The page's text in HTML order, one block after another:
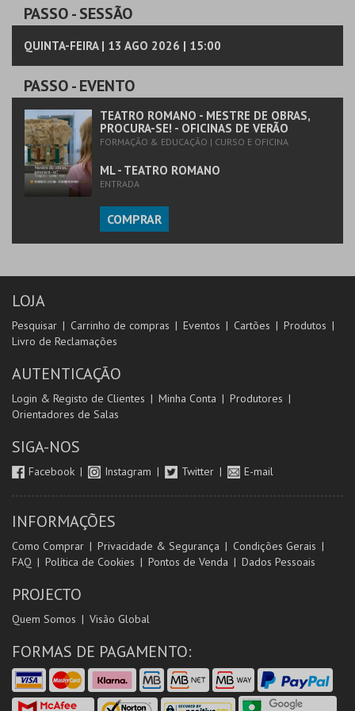
PASSO- SESSÃO
QUINTA-FEIRA | 13 AGO 2026 | 15:00
PASSO- EVENTO
TEATRO ROMANO - MESTRE DE OBRAS,
PROCURA-SE! - OFICINAS DE VERÃO
FORMAÇÃO & EDUCAÇÃO | CURSO E OFICINA
ML - TEATRO ROMANO
ENTRADA
COMPRAR
LOJA
Pesquisar Carrinho de compras Eventos Cartões
Produtos
Livro de Reclamações
AUTENTICAÇÃO
Login & Registo de Clientes Minha Conta
Produtores
Orientadores de Salas
SIGA-NOS
Facebook Instagram Twitter E-mail
INFORMAÇÕES
Como Comprar Privacidade & Segurança
Condições Gerais
FAQ
Política de Cookies Pontos de Venda Dados Pessoais
PROJECTO
Quem Somos Visão Global
FORMAS DE PAGAMENTO: